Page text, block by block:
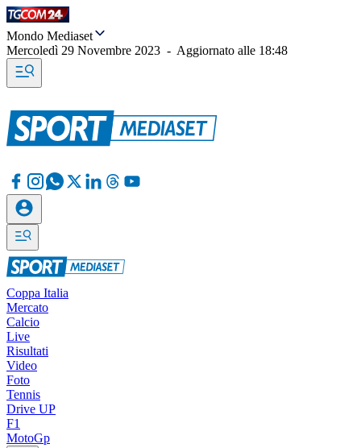
Mondo Mediaset
Mercoledì 29 Novembre 2023 - Aggiornato alle 18:48
Coppa Italia
Mercato
Calcio
Live
Risultati
Video
Foto
Tennis
Drive UP
F1
MotoGp